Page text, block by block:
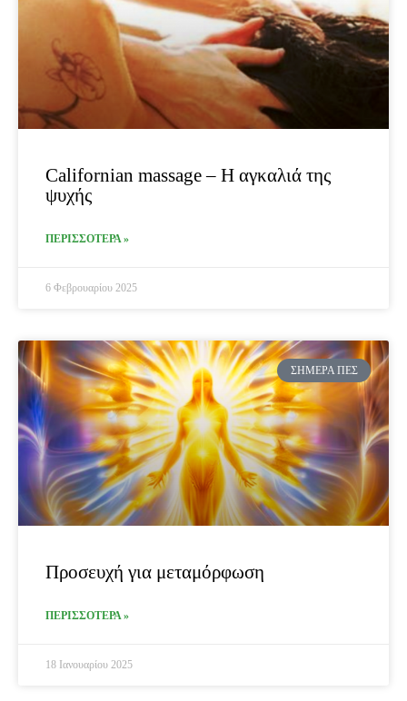
Californian massage – Η αγκαλιά της
ψυχής
ΠΕΡΙΣΣΟΤΕΡΑ »
6 Φεβρουαρίου 2025
ΣΉΜΕΡΑ ΠΕΣ
Προσευχή για μεταμόρφωση
ΠΕΡΙΣΣΟΤΕΡΑ »
18 Ιανουαρίου 2025